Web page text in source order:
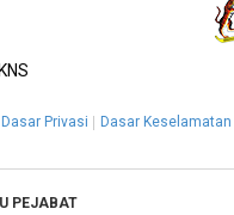
Dasar Privasi Dasar Keselamatan
PEJABAT